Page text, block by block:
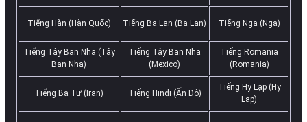
Tiếng Hàn (Hàn Quốc) Tiếng Ba Lan (Ba Lan) Tiếng Nga (Nga)
Tiếng Tây Ban Nha (Tây
Ban Nha)
Tiếng Tây Ban Nha
(Mexico)
Tiếng Romania
(Romania)
Tiếng Ba Tư (Iran) Tiếng Hindi (Ấn Độ)
Tiếng Hy Lạp (Hy
Lạp)